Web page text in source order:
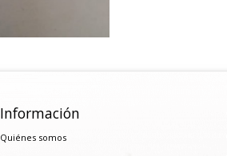
Información
Quiénes somos